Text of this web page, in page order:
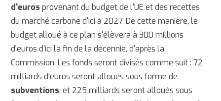
d'euros provenant du budget de l'UE et des recettes
du marché carbone d'ici à 2027. De cette manière, le
budget alloué à ce plan s'élèvera à 300 millions
d'euros d'ici la fin de la décennie, d'après la
Commission. Les fonds seront divisés comme suit : 72
milliards d'euros seront alloués sous forme de
subventions, et 225 milliards seront alloués sous